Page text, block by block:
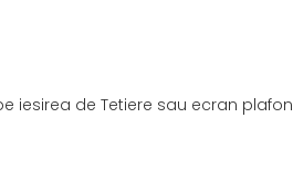
iesirea de Tetiere sau ecran plafon